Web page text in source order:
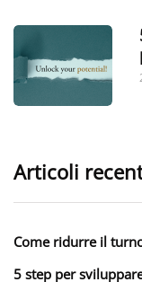
Articoli
Come ridurre il
5 step per